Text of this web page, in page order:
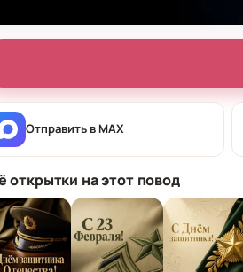
Отправить в MAX
открытки на этот повод